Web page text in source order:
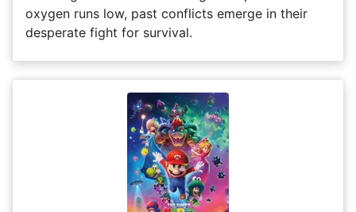
oxygen runs low, past conflicts emerge in their
desperate fight for survival.